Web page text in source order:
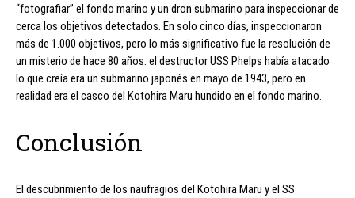
“fotografiar” el fondo marino y un dron submarino para inspeccionar de
cerca los objetivos detectados. En solo cinco días, inspeccionaron
más de 1.000 objetivos, pero lo más significativo fue la resolución de
un misterio de hace 80 años: el destructor USS Phelps había atacado
lo que creía era un submarino japonés en mayo de 1943, pero en
realidad era el casco del Kotohira Maru hundido en el fondo marino.
Conclusión
El descubrimiento de los naufragios del Kotohira Maru y el SS